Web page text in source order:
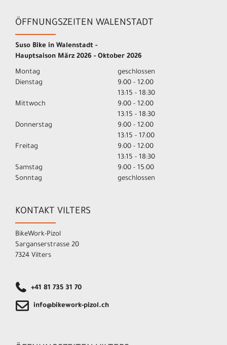
ÖFFNUNGSZEITEN WALENSTADT
Suso Bike in Walenstadt -
Hauptsaison März 2026 - Oktober 2026
Montag
geschlossen
Dienstag
9:00 - 12:00
13:15 - 18:30
Mittwoch
9:00 - 12:00
13:15 - 18:30
Donnerstag
9:00 - 12:00
13:15 - 17:00
Freitag
9:00 - 12:00
13:15 - 18:30
Samstag
9:00 - 15:00
Sonntag
geschlossen
KONTAKT VILTERS
BikeWork-Pizol
Sarganserstrasse 20
7324 Vilters
+41 81 735 31 70
info@bikework-pizol.ch